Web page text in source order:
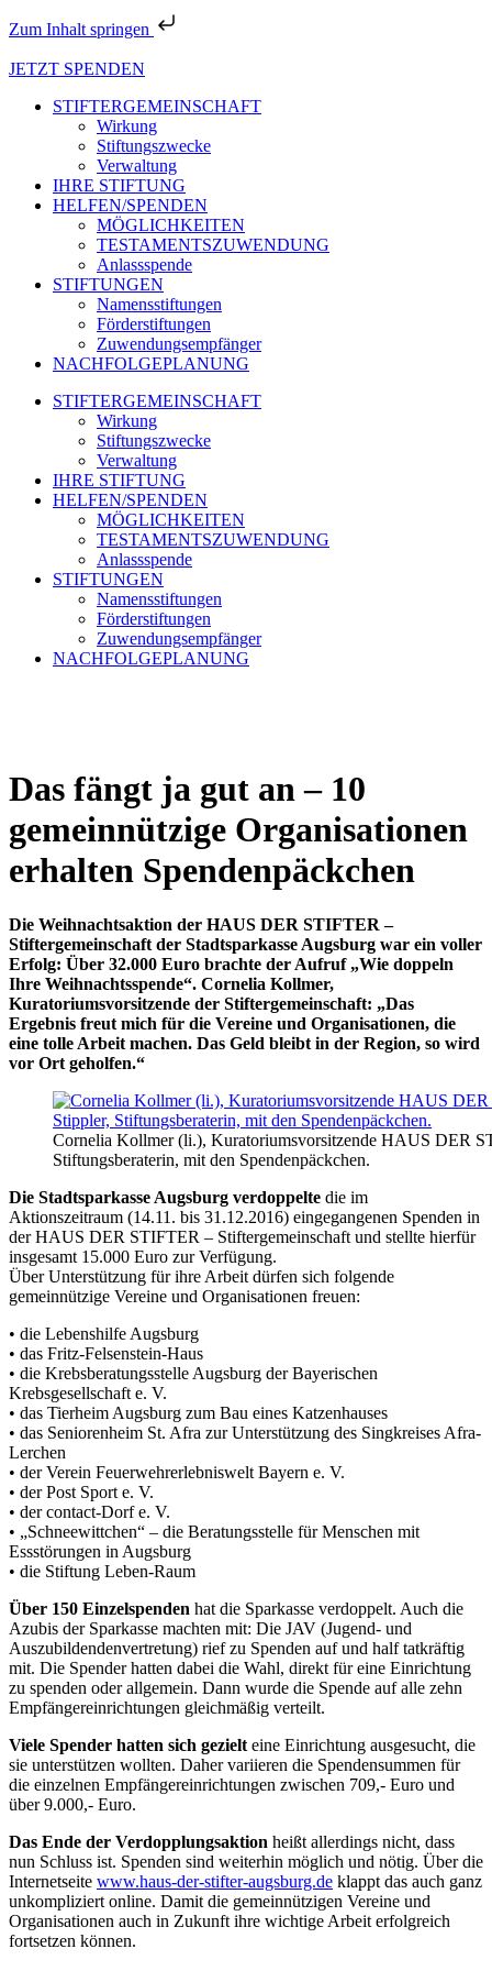
Zum Inhalt springen
JETZT SPENDEN
STIFTERGEMEINSCHAFT
Wirkung
Stiftungszwecke
Verwaltung
IHRE STIFTUNG
HELFEN/SPENDEN
MÖGLICHKEITEN
TESTAMENTSZUWENDUNG
Anlassspende
STIFTUNGEN
Namensstiftungen
Förderstiftungen
Zuwendungsempfänger
NACHFOLGEPLANUNG
STIFTERGEMEINSCHAFT
Wirkung
Stiftungszwecke
Verwaltung
IHRE STIFTUNG
HELFEN/SPENDEN
MÖGLICHKEITEN
TESTAMENTSZUWENDUNG
Anlassspende
STIFTUNGEN
Namensstiftungen
Förderstiftungen
Zuwendungsempfänger
NACHFOLGEPLANUNG
Das fängt ja gut an – 10
gemeinnützige Organisationen
erhalten Spendenpäckchen
Die Weihnachtsaktion der HAUS DER STIFTER –
Stiftergemeinschaft der Stadtsparkasse Augsburg war ein voller
Erfolg: Über 32.000 Euro brachte der Aufruf „Wie doppeln
Ihre Weihnachtsspende“. Cornelia Kollmer,
Kuratoriumsvorsitzende der Stiftergemeinschaft: „Das
Ergebnis freut mich für die Vereine und Organisationen, die
eine tolle Arbeit machen. Das Geld bleibt in der Region, so wird
vor Ort geholfen.“
Cornelia Kollmer (li.), Kuratoriumsvorsitzende HAUS DER
Stiftungsberaterin, mit den Spendenpäckchen.
Die Stadtsparkasse Augsburg verdoppelte die im
Aktionszeitraum (14.11. bis 31.12.2016) eingegangenen Spenden in
der HAUS DER STIFTER – Stiftergemeinschaft und stellte hierfür
insgesamt 15.000 Euro zur Verfügung.
Über Unterstützung für ihre Arbeit dürfen sich folgende
gemeinnützige Vereine und Organisationen freuen:
• die Lebenshilfe Augsburg
• das Fritz-Felsenstein-Haus
• die Krebsberatungsstelle Augsburg der Bayerischen
Krebsgesellschaft e. V.
• das Tierheim Augsburg zum Bau eines Katzenhauses
• das Seniorenheim St. Afra zur Unterstützung des Singkreises Afra-
Lerchen
• der Verein Feuerwehrerlebniswelt Bayern e. V.
• der Post Sport e. V.
• der contact-Dorf e. V.
• „Schneewittchen“ – die Beratungsstelle für Menschen mit
Essstörungen in Augsburg
• die Stiftung Leben-Raum
Über 150 Einzelspenden hat die Sparkasse verdoppelt. Auch die
Azubis der Sparkasse machten mit: Die JAV (Jugend- und
Auszubildendenvertretung) rief zu Spenden auf und half tatkräftig
mit. Die Spender hatten dabei die Wahl, direkt für eine Einrichtung
zu spenden oder allgemein. Dann wurde die Spende auf alle zehn
Empfängereinrichtungen gleichmäßig verteilt.
Viele Spender hatten sich gezielt eine Einrichtung ausgesucht, die
sie unterstützen wollten. Daher variieren die Spendensummen für
die einzelnen Empfängereinrichtungen zwischen 709,- Euro und
über 9.000,- Euro.
Das Ende der Verdopplungsaktion heißt allerdings nicht, dass
nun Schluss ist. Spenden sind weiterhin möglich und nötig. Über die
Internetseite www.haus-der-stifter-augsburg.de klappt das auch ganz
unkompliziert online. Damit die gemeinnützigen Vereine und
Organisationen auch in Zukunft ihre wichtige Arbeit erfolgreich
fortsetzen können.